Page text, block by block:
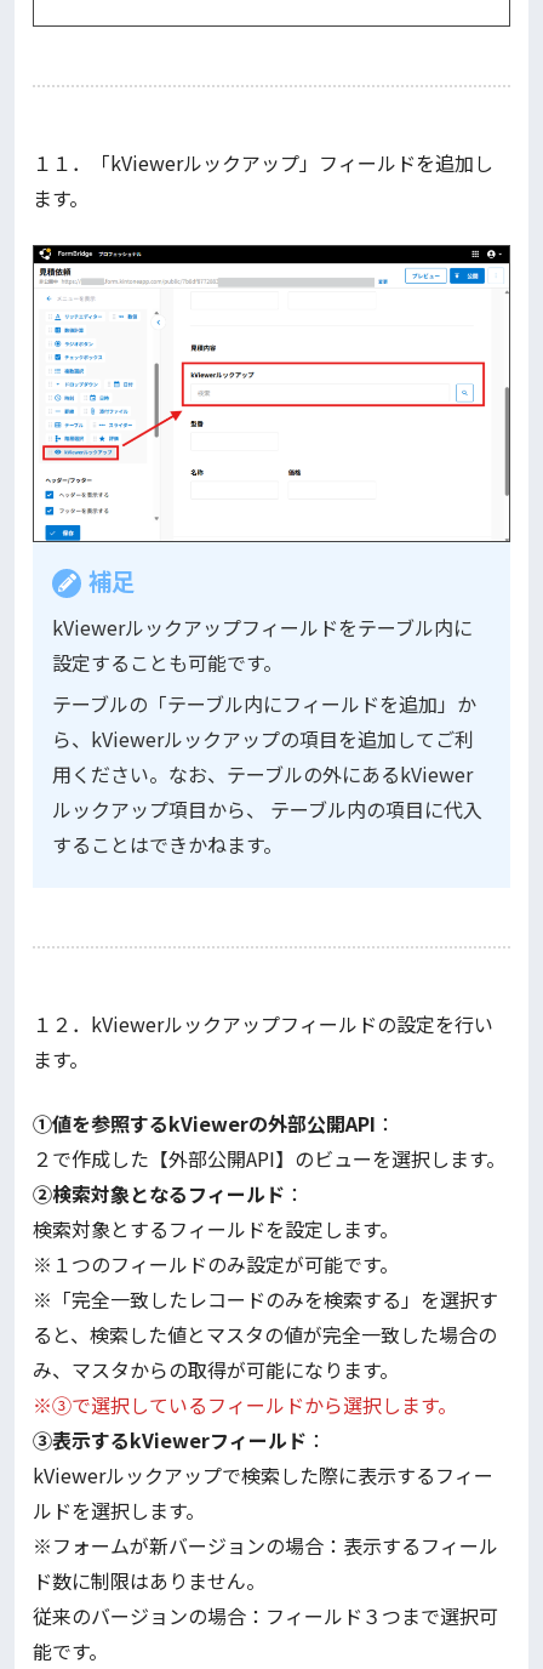
１１．「kViewerルックアップ」フィールドを追加し
ます。
補足
kViewerルックアップフィールドをテーブル内に
設定することも可能です。
テーブルの「テーブル内にフィールドを追加」か
ら、kViewerルックアップの項目を追加してご利
用ください。なお、テーブルの外にあるkViewer
ルックアップ項目から、 テーブル内の項目に代入
することはできかねます。
１２．kViewerルックアップフィールドの設定を行い
ます。
①値を参照するkViewerの外部公開API ：
２で作成した【外部公開API】のビューを選択します。
②検索対象となるフィールド ：
検索対象とするフィールドを設定します。
※１つのフィールドのみ設定が可能です。
※「完全一致したレコードのみを検索する」を選択す
ると、検索した値とマスタの値が完全一致した場合の
み、マスタからの取得が可能になります。
※③で選択しているフィールドから選択します。
③表示するkViewerフィールド ：
kViewerルックアップで検索した際に表示するフィー
ルドを選択します。
※フォームが新バージョンの場合：表示するフィール
ド数に制限はありません。
従来のバージョンの場合：フィールド３つまで選択可
能です。